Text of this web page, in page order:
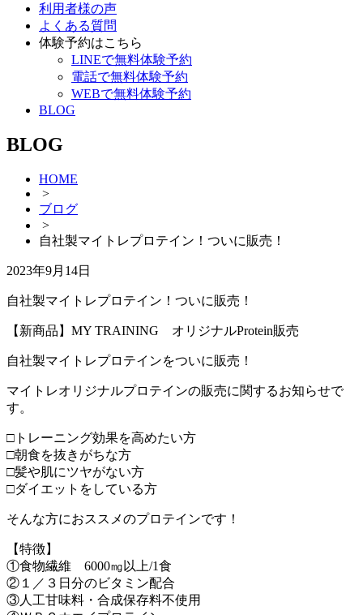
利用者様の声
よくある質問
体験予約はこちら
LINEで無料体験予約
電話で無料体験予約
WEBで無料体験予約
BLOG
BLOG
HOME
>
ブログ
>
自社製マイトレプロテイン！ついに販売！
2023年9月14日
自社製マイトレプロテイン！ついに販売！
【新商品】MY TRAINING オリジナルProtein販売
自社製マイトレプロテインをついに販売！
マイトレオリジナルプロテインの販売に関するお知らせで
す。
□トレーニング効果を高めたい方
□朝食を抜きがちな方
□髪や肌にツヤがない方
□ダイエットをしている方
そんな方におススメのプロテインです！
【特徴】
①食物繊維 6000㎎以上/1食
②１／３日分のビタミン配合
③人工甘味料・合成保存料不使用